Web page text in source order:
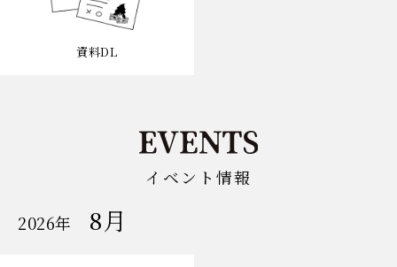
資料DL
イベント情報
2026年
8月